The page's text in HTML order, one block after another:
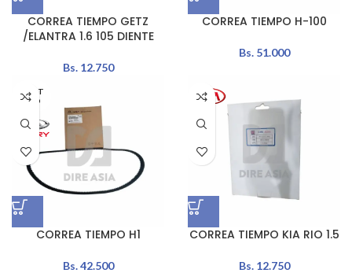
CORREA TIEMPO GETZ
/ELANTRA 1.6 105 DIENTE
Bs.12.750
CORREA TIEMPO H-100
Bs.51.000
AGOT
ADO
CORREA TIEMPO H1
Bs.42.500
CORREA TIEMPO KIA RIO 1.5
Bs.12.750